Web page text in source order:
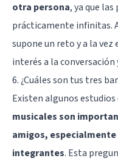
otra persona, ya que
prácticamente infinitas.
supone un reto y a la vez
interés a la
6. ¿Cuáles son tus tres
Existen algunos estudios
musicales son
amigos,
integrantes. Esta